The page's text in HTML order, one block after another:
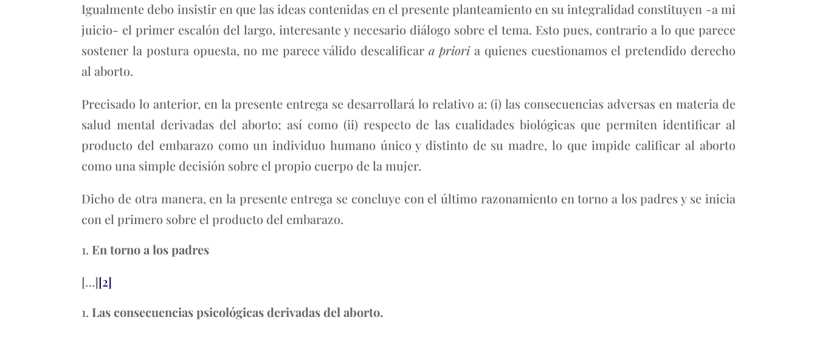
Igualmente debo insistir en que las ideas contenidas en el presente planteamiento en su integralidad constituyen -a mi
juicio- el primer escalón del largo, interesante y necesario diálogo sobre el tema. Esto pues, contrario a lo que parece
sostener la postura opuesta, no me parece válido descalificar a prioria quienes cuestionamos el pretendido derecho
al aborto.
Precisado lo anterior, en la presente entrega se desarrollará lo relativo a: (i) las consecuencias adversas en materia de
salud mental derivadas del aborto; así como (ii) respecto de las cualidades biológicas que permiten identificar al
producto del embarazo como un individuo humano único y distinto de su madre, lo que impide calificar al aborto
como una simple decisión sobre el propio cuerpo de la mujer.
Dicho de otra manera, en la presente entrega se concluye con el último razonamiento en torno a los padres y se inicia
con el primero sobre el producto del embarazo.
En torno a los padres
[…][2]
Las consecuencias psicológicas derivadas del aborto.